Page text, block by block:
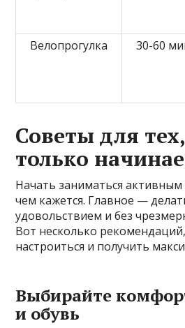
Велопрогулка 30-60
Советы для
только
Начать заниматься
чем кажется. Главное —
удовольствием и без
Вот несколько
настроиться и получить
Выбирайте
и обувь